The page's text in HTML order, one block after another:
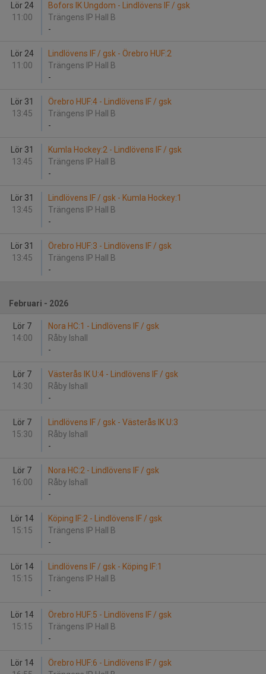
Lör 24
11:00
Bofors IK Ungdom - Lindlövens IF / gsk
Trängens IP Hall B
-
Lör 24
11:00
Lindlövens IF / gsk - Örebro HUF:2
Trängens IP Hall B
-
Lör 31
13:45
Örebro HUF:4 - Lindlövens IF / gsk
Trängens IP Hall B
-
Lör 31
13:45
Kumla Hockey:2 - Lindlövens IF / gsk
Trängens IP Hall B
-
Lör 31
13:45
Lindlövens IF / gsk - Kumla Hockey:1
Trängens IP Hall B
-
Lör 31
13:45
Örebro HUF:3 - Lindlövens IF / gsk
Trängens IP Hall B
-
Februari - 2026
Lör 7
14:00
Nora HC:1 - Lindlövens IF / gsk
Råby Ishall
-
Lör 7
14:30
Västerås IK U:4 - Lindlövens IF / gsk
Råby Ishall
-
Lör 7
15:30
Lindlövens IF / gsk - Västerås IK U:3
Råby Ishall
-
Lör 7
16:00
Nora HC:2 - Lindlövens IF / gsk
Råby Ishall
-
Lör 14
15:15
Köping IF:2 - Lindlövens IF / gsk
Trängens IP Hall B
-
Lör 14
15:15
Lindlövens IF / gsk - Köping IF:1
Trängens IP Hall B
-
Lör 14
15:15
Örebro HUF:5 - Lindlövens IF / gsk
Trängens IP Hall B
-
Lör 14
Örebro HUF:6 - Lindlövens IF / gsk